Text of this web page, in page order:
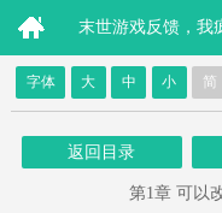
末世游戏反馈，我
字体 大 中 小 简
返回目录
第1章 可以